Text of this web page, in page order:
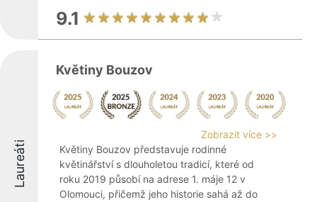
9.1
Laureáti
Květiny Bouzov
Zobrazit více >>
Květiny Bouzov představuje rodinné
květinářství s dlouholetou tradicí, které od
roku 2019 působí na adrese 1. máje 12 v
Olomouci, přičemž jeho historie sahá až do